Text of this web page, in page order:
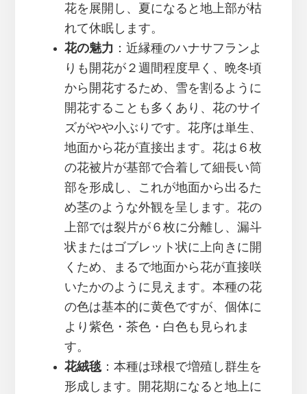
花を展開し、夏になると地上部が枯
れて休眠します。
花の魅力 ：近縁種のハナサフランよ
りも開花が２週間程度早く、晩冬頃
から開花するため、雪を割るように
開花することも多くあり、花のサイ
ズがやや小ぶりです。花序は単生、
地面から花が直接出ます。花は６枚
の花被片が基部で合着して細長い筒
部を形成し、これが地面から出るた
め茎のような外観を呈します。花の
上部では裂片が６枚に分離し、漏斗
状またはゴブレット状に上向きに開
くため、まるで地面から花が直接咲
いたかのように見えます。本種の花
の色は基本的に黄色ですが、個体に
より紫色・茶色・白色も見られま
す。
花絨毯：本種は球根で増殖し群生を
形成します。開花期になると地上に